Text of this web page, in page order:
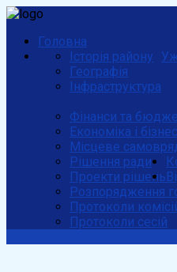
Головна
Історія району
Географія
Інфраструктура
Фінанси та
Економіка і бізнес
Місцеве
Рішення ради
Проекти рішень
Розпорядження
Протоколи
Протоколи сесій